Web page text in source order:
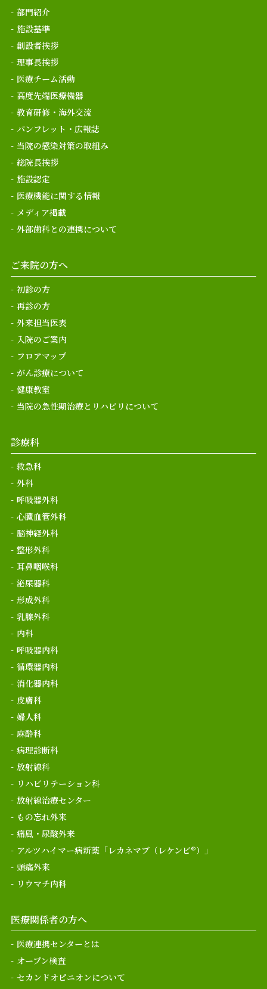
部門紹介
施設基準
創設者挨拶
理事長挨拶
医療チーム活動
高度先端医療機器
教育研修・海外交流
パンフレット・広報誌
当院の感染対策の取組み
総院長挨拶
施設認定
医療機能に関する情報
メディア掲載
外部歯科との連携について
ご来院の方へ
初診の方
再診の方
外来担当医表
入院のご案内
フロアマップ
がん診療について
健康教室
当院の急性期治療とリハビリについて
診療科
救急科
外科
呼吸器外科
心臓血管外科
脳神経外科
整形外科
耳鼻咽喉科
泌尿器科
形成外科
乳腺外科
内科
呼吸器内科
循環器内科
消化器内科
皮膚科
婦人科
麻酔科
病理診断科
放射線科
リハビリテーション科
放射線治療センター
もの忘れ外来
痛風・尿酸外来
アルツハイマー病新薬「レカネマブ（レケンビ®）」
頭痛外来
リウマチ内科
医療関係者の方へ
医療連携センターとは
オープン検査
セカンドオピニオンについて